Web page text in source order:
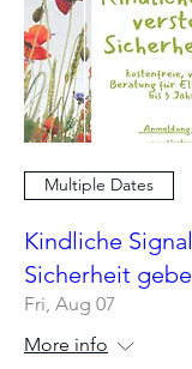
Multiple Dates
Kindliche
Sicherheit
Fri, Aug 07
More info